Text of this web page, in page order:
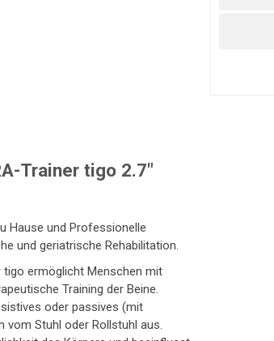
Trainer tigo 2.7"
Hause und Professionelle
und geriatrische Rehabilitation.
tigo ermöglicht Menschen mit
Training der Beine.
oder passives (mit
Stuhl oder Rollstuhl aus.